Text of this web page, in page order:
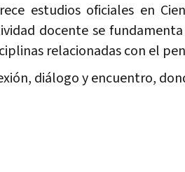
estudios oficiales en
docente se
relacionadas con el
diálogo y encuentro,